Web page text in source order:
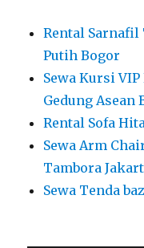
Rental Sarnafil
Putih Bogor
Sewa Kursi
Gedung Asean
Rental Sofa
Sewa Arm
Tambora
Sewa Tenda